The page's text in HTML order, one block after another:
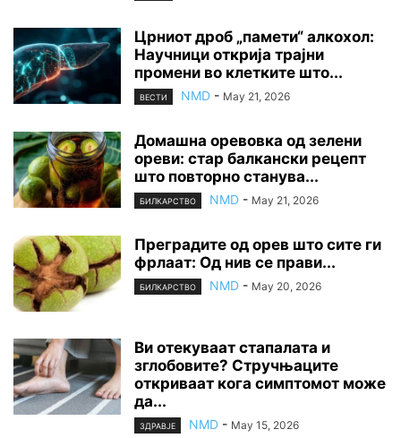
Црниот дроб „памети“ алкохол:
Научници открија трајни
промени во клетките што...
ВЕСТИ NMD - May 21, 2026
Домашна оревовка од зелени
ореви: стар балкански рецепт
што повторно станува...
БИЛКАРСТВО NMD - May 21, 2026
Преградите од орев што сите ги
фрлаат: Од нив се прави...
БИЛКАРСТВО NMD - May 20, 2026
Ви отекуваат стапалата и
зглобовите? Стручњаците
откриваат кога симптомот може
да...
ЗДРАВЈЕ NMD - May 15, 2026